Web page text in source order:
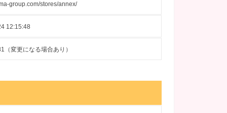
group.com/stores/annex/
12:15:48
（変更になる場合あり）